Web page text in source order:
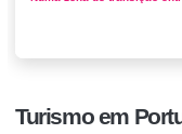
Turismo em